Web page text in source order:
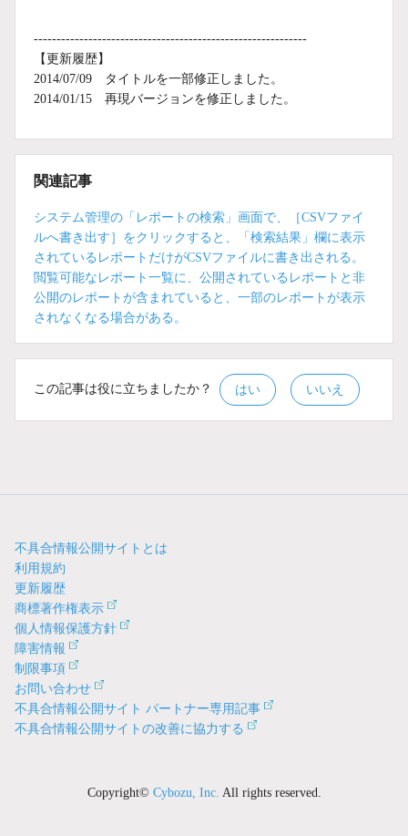
------------------------------------------------------------
【更新履歴】
2014/07/09 タイトルを一部修正しました。
2014/01/15 再現バージョンを修正しました。
関連記事
システム管理の「レポートの検索」画面で、［CSVファイ
ルへ書き出す］をクリックすると、「検索結果」欄に表示
されているレポートだけがCSVファイルに書き出される。
閲覧可能なレポート一覧に、公開されているレポートと非
公開のレポートが含まれていると、一部のレポートが表示
されなくなる場合がある。
この記事は役に立ちましたか？ はい いいえ
不具合情報公開サイトとは
利用規約
更新履歴
商標著作権表示
個人情報保護方針
障害情報
制限事項
お問い合わせ
不具合情報公開サイト パートナー専用記事
不具合情報公開サイトの改善に協力する
Copyright© Cybozu, Inc. All rights reserved.